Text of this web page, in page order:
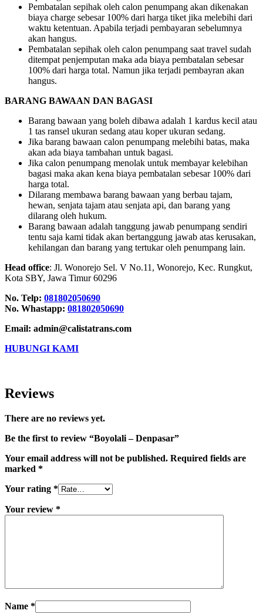
Pembatalan sepihak oleh calon penumpang akan dikenakan
biaya charge sebesar 100% dari harga tiket jika melebihi dari
waktu ketentuan. Apabila terjadi pembayaran sebelumnya
akan hangus.
Pembatalan sepihak oleh calon penumpang saat travel sudah
ditempat penjemputan maka ada biaya pembatalan sebesar
100% dari harga total. Namun jika terjadi pembayran akan
hangus.
BARANG BAWAAN DAN BAGASI
Barang bawaan yang boleh dibawa adalah 1 kardus kecil atau
1 tas ransel ukuran sedang atau koper ukuran sedang.
Jika barang bawaan calon penumpang melebihi batas, maka
akan ada biaya tambahan untuk bagasi.
Jika calon penumpang menolak untuk membayar kelebihan
bagasi maka akan kena biaya pembatalan sebesar 100% dari
harga total.
Dilarang membawa barang bawaan yang berbau tajam,
hewan, senjata tajam atau senjata api, dan barang yang
dilarang oleh hukum.
Barang bawaan adalah tanggung jawab penumpang sendiri
tentu saja kami tidak akan bertanggung jawab atas kerusakan,
kehilangan dan barang yang tertukar oleh penumpang lain.
Head office: Jl. Wonorejo Sel. V No.11, Wonorejo, Kec. Rungkut,
Kota SBY, Jawa Timur 60296
No. Telp: 081802050690
No. Whastapp: 081802050690
Email: admin@calistatrans.com
HUBUNGI KAMI
Reviews
There are no reviews yet.
Be the first to review “Boyolali – Denpasar”
Your email address will not be published. Required fields are
marked *
Your rating *
Your review *
Name *